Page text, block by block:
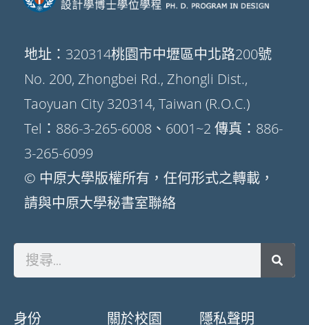
地址：320314桃園市中壢區中北路200號
No. 200, Zhongbei Rd., Zhongli Dist.,
Taoyuan City 320314, Taiwan (R.O.C.)
Tel：886-3-265-6008、6001~2 傳真：886-
3-265-6099
© 中原大學版權所有，任何形式之轉載，
請與中原大學秘書室聯絡
身份 關於校園 隱私聲明